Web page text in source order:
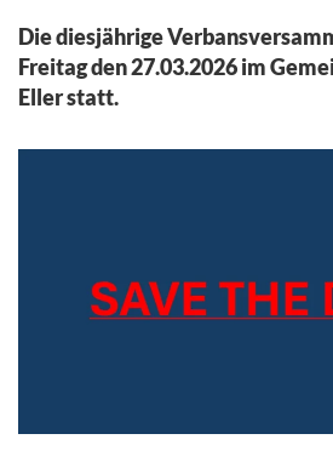
Die diesjährige
Freitag den 27.03.2026 im
Eller statt.